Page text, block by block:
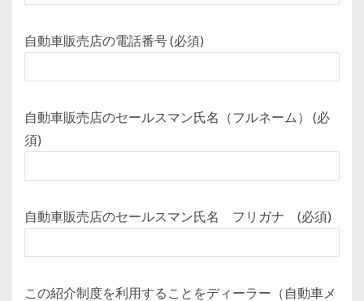
自動車販売店の電話番号 (必須)
自動車販売店のセールスマン氏名（フルネーム） (必
須)
自動車販売店のセールスマン氏名 フリガナ (必須)
この紹介制度を利用することをディーラー（自動車メ